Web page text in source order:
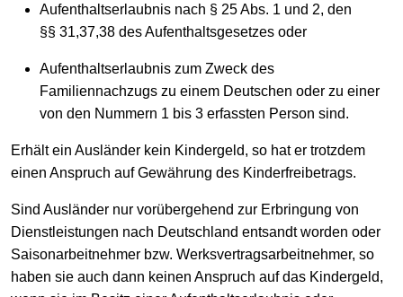
Aufenthaltserlaubnis nach § 25 Abs. 1 und 2, den
§§ 31,37,38 des Aufenthaltsgesetzes oder
Aufenthaltserlaubnis zum Zweck des
Familiennachzugs zu einem Deutschen oder zu einer
von den Nummern 1 bis 3 erfassten Person sind.
Erhält ein Ausländer kein Kindergeld, so hat er trotzdem
einen Anspruch auf Gewährung des Kinderfreibetrags.
Sind Ausländer nur vorübergehend zur Erbringung von
Dienstleistungen nach Deutschland entsandt worden oder
Saisonarbeitnehmer bzw. Werksvertragsarbeitnehmer, so
haben sie auch dann keinen Anspruch auf das Kindergeld,